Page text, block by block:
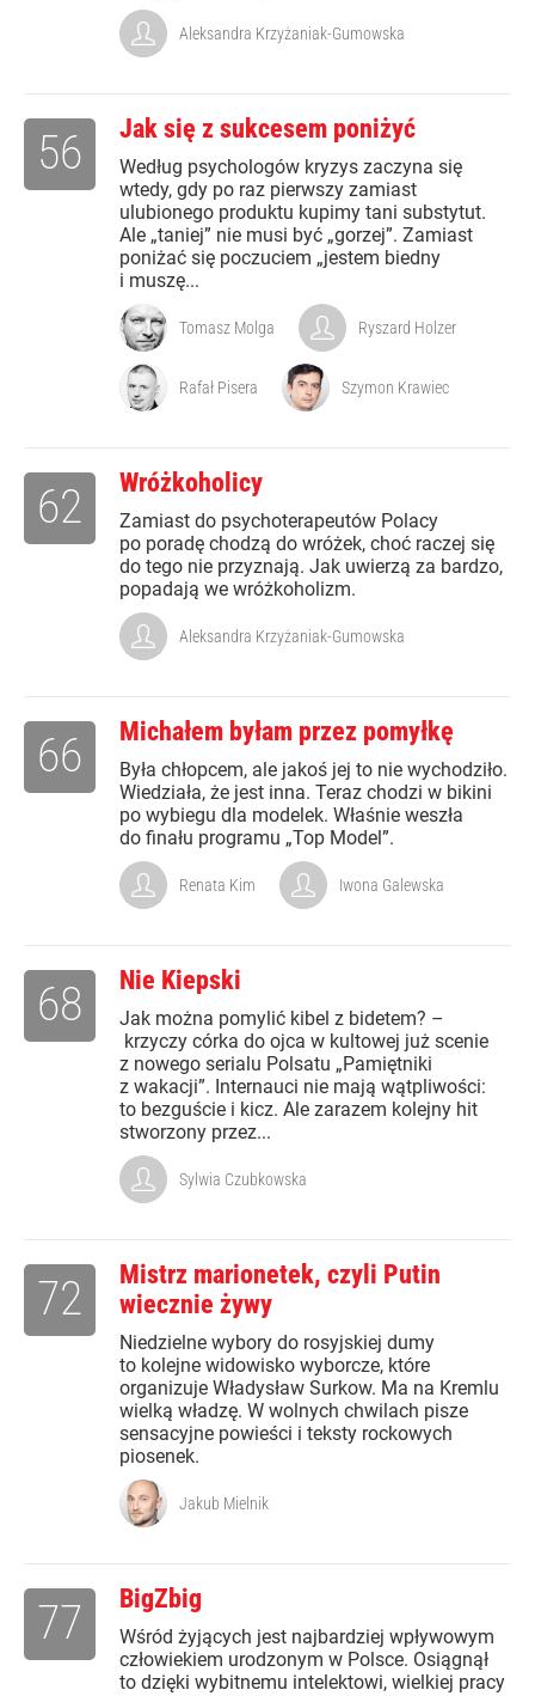
Aleksandra Krzyżaniak-Gumowska
Jak się z sukcesem poniżyć
Według psychologów kryzys zaczyna się
wtedy, gdy po raz pierwszy zamiast
ulubionego produktu kupimy tani substytut.
Ale „taniej” nie musi być „gorzej”. Zamiast
poniżać się poczuciem „jestem biedny
i muszę...
56
Tomasz Molga Ryszard Holzer
Rafał Pisera Szymon Krawiec
Wróżkoholicy
Zamiast do psychoterapeutów Polacy
po poradę chodzą do wróżek, choć raczej się
do tego nie przyznają. Jak uwierzą za bardzo,
popadają we wróżkoholizm.
62
Aleksandra Krzyżaniak-Gumowska
Michałem byłam przez pomyłkę
Była chłopcem, ale jakoś jej to nie wychodziło.
Wiedziała, że jest inna. Teraz chodzi w bikini
po wybiegu dla modelek. Właśnie weszła
do finału programu „Top Model”.
66
Renata Kim Iwona Galewska
Nie Kiepski
Jak można pomylić kibel z bidetem? –
krzyczy córka do ojca w kultowej już scenie
z nowego serialu Polsatu „Pamiętniki
z wakacji”. Internauci nie mają wątpliwości:
to bezguście i kicz. Ale zarazem kolejny hit
stworzony przez...
68
Sylwia Czubkowska
Mistrz marionetek, czyli Putin
wiecznie żywy
Niedzielne wybory do rosyjskiej dumy
to kolejne widowisko wyborcze, które
organizuje Władysław Surkow. Ma na Kremlu
wielką władzę. W wolnych chwilach pisze
sensacyjne powieści i teksty rockowych
piosenek.
72
Jakub Mielnik
BigZbig
Wśród żyjących jest najbardziej wpływowym
człowiekiem urodzonym w Polsce. Osiągnął
to dzięki wybitnemu intelektowi, wielkiej pracy
77